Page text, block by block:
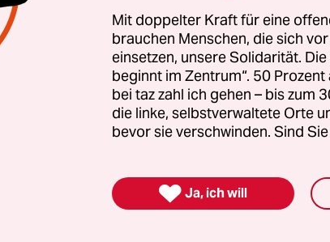
Clemens Wickler Deutscher Meister. Im
Team bei der Heim-WM in Hamburg den
Ihr nächstes großes Ziel sind
„Unser gesamter Saisonplan war
am 24. Juli in Tokio zu performen“, sagt
wann Olympia stattfindet.“ Bislang sind
findet er trotz allem richtig und
Mit doppelter Kraft für eine
brauchen Menschen, die sich
einsetzen, unsere Solidarität.
beginnt im Zentrum“. 50
bei taz zahl ich gehen – bis zum
die linke, selbstverwaltete Orte
bevor sie verschwinden. Sind
 Ja, ich will